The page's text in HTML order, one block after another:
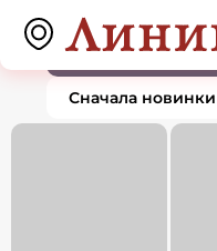
Серьги0 товаров
По популярности
Сначала новинки